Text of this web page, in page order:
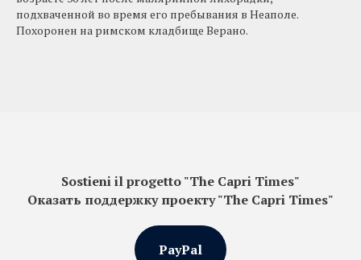
подхваченной во время его пребывания в Неаполе.
Похоронен на римском кладбище Верано.
Sostieni il progetto "The Capri Times"
Оказать поддержку проекту "The Capri Times"
PayPal